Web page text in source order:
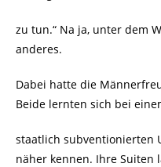
zu tun.“ Na ja, unter dem
anderes.
Dabei hatte die
Beide lernten sich bei
staatlich subventionierten
näher kennen. Ihre Suiten